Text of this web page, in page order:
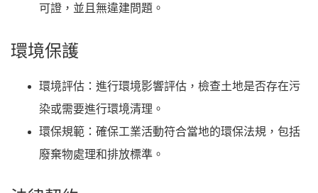
可證，並且無違建問題。
環境保護
環境評估 ：進行環境影響評估，檢查土地是否存在污
染或需要進行環境清理。
環保規範 ：確保工業活動符合當地的環保法規，包括
廢棄物處理和排放標準。